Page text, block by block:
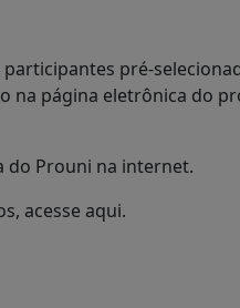
pré-
na página eletrônica do
do Prouni na internet.
acesse aqui.